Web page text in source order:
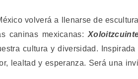
volverá a llenarse de
caninas mexicanas:
cultura y diversidad.
lealtad y esperanza. Será una